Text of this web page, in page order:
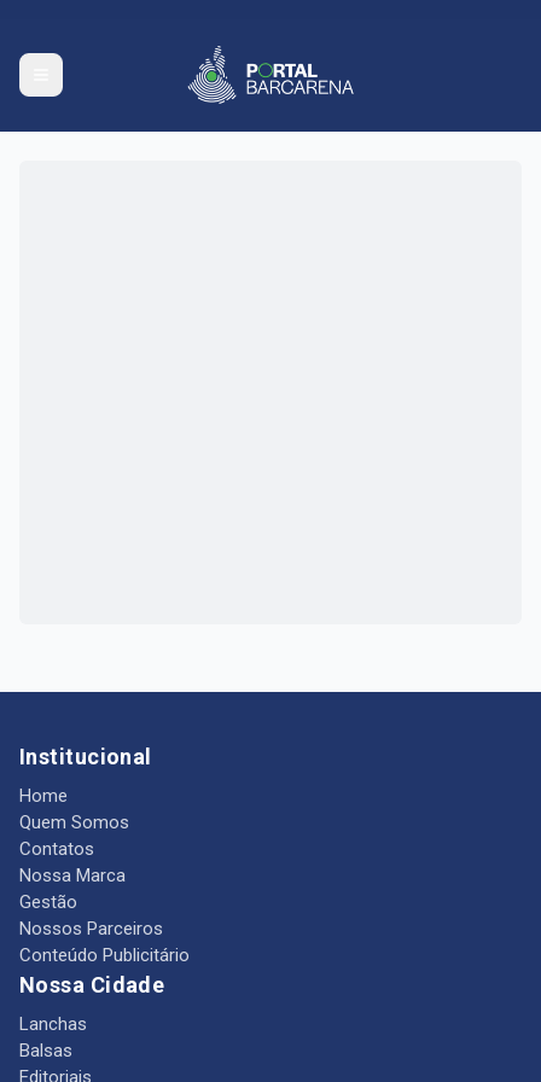
Institucional
Home
Quem Somos
Contatos
Nossa Marca
Gestão
Nossos Parceiros
Conteúdo Publicitário
Nossa Cidade
Lanchas
Balsas
Editoriais